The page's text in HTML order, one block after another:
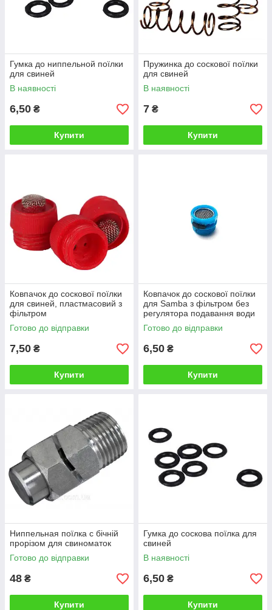
Гумка до ниппельной поїлки
для свиней
В наявності
6,50 ₴
Купити
Пружинка до соскової поїлки
для свиней
В наявності
7 ₴
Купити
Ковпачок до соскової поїлки
для свиней, пластмасовий з
фільтром
Готово до відправки
7,50 ₴
Купити
Ковпачок до соскової поїлки
для Samba з фільтром без
регулятора подавання води
Готово до відправки
6,50 ₴
Купити
Ниппельная поїлка c бічній
прорізом для свиноматок
Готово до відправки
48 ₴
Купити
Гумка до соскова поїлка для
свиней
В наявності
6,50 ₴
Купити